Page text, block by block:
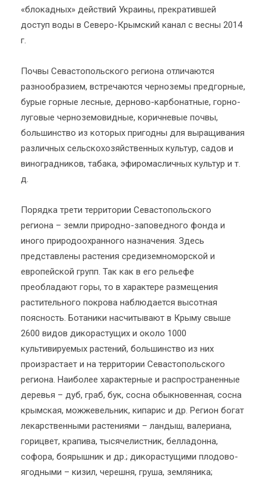
«блокадных» действий Украины, прекратившей
доступ воды в Северо-Крымский канал с весны 2014
г.
Почвы Севастопольского региона отличаются
разнообразием, встречаются черноземы предгорные,
бурые горные лесные, дерново-карбонатные, горно-
луговые черноземовидные, коричневые почвы,
большинство из которых пригодны для выращивания
различных сельскохозяйственных культур, садов и
виноградников, табака, эфиромасличных культур и т.
д.
Порядка трети территории Севастопольского
региона – земли природно-заповедного фонда и
иного природоохранного назначения. Здесь
представлены растения средиземноморской и
европейской групп. Так как в его рельефе
преобладают горы, то в характере размещения
растительного покрова наблюдается высотная
поясность. Ботаники насчитывают в Крыму свыше
2600 видов дикорастущих и около 1000
культивируемых растений, большинство из них
произрастает и на территории Севастопольского
региона. Наиболее характерные и распространенные
деревья – дуб, граб, бук, сосна обыкновенная, сосна
крымская, можжевельник, кипарис и др. Регион богат
лекарственными растениями – ландыш, валериана,
горицвет, крапива, тысячелистник, белладонна,
софора, боярышник и др.; дикорастущими плодово-
ягодными – кизил, черешня, груша, земляника;